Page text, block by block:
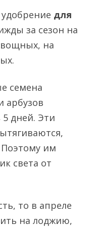
для
за сезон на
на
семена
арбузов
5 дней. Эти
Поэтому им
света от
то в апреле
на лоджию,